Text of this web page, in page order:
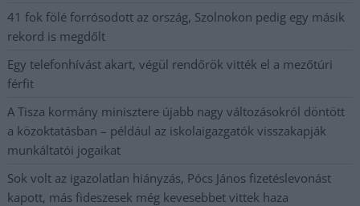
41 fok fölé forrósodott az ország, Szolnokon pedig egy másik
rekord is megdőlt
Egy telefonhívást akart, végül rendőrök vitték el a mezőtúri
férfit
A Tisza kormány minisztere újabb nagy változásokról döntött
a közoktatásban – például az iskolaigazgatók visszakapják
munkáltatói jogaikat
Sok volt az igazolatlan hiányzás, Pócs János fizetéslevonást
kapott, más fideszesek még kevesebbet vittek haza